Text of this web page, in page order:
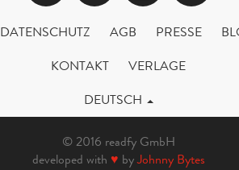
DATENSCHUTZ AGB PRESSE
KONTAKT
VERLAGE
DEUTSCH
© 2016 readfy GmbH
developed with ♥ byJohnny Bytes